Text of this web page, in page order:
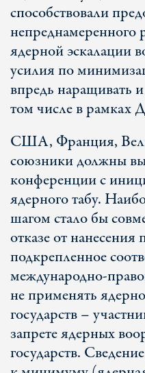
способствовали
ядерной эскалации
усилия по
впредь наращивать
том числе в
США, Франция,
союзники должны
конференции с
ядерного табу.
шагом стало бы
отказе от нанесения
подкрепленное
международно-
не применять
государств –
запрете ядерных
государств.